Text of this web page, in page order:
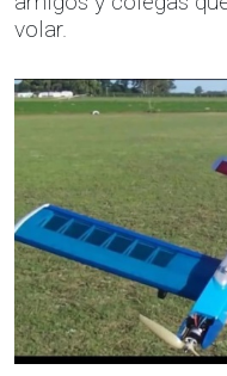
volar.